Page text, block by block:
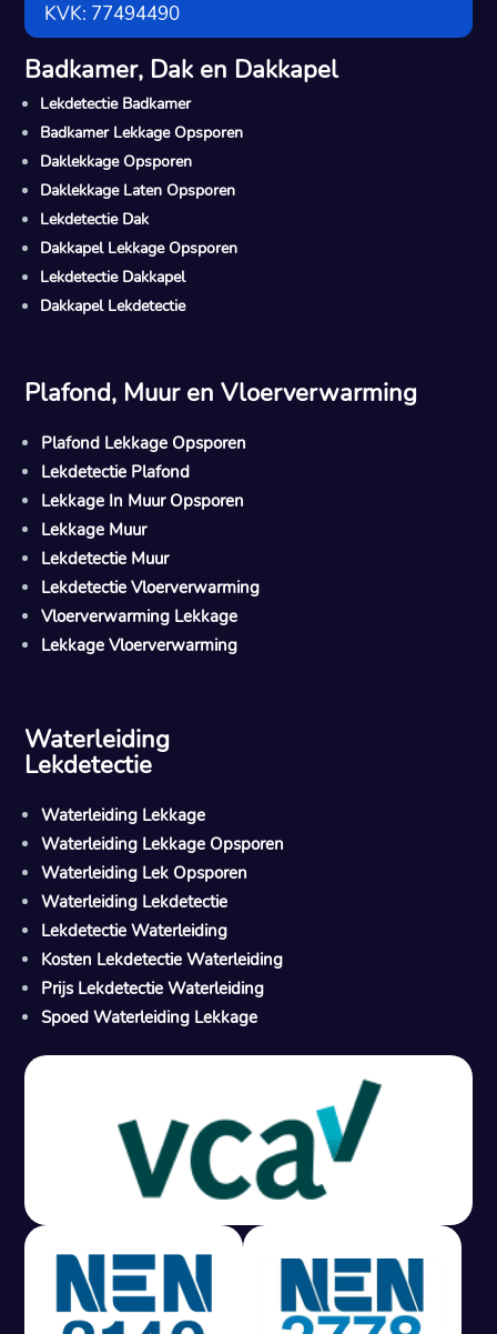
M
Gratis offerte in 24 uur
Geen lekkage? Geen betaling.
Vast tarief van € 395,- exc btw.
Rapport binnen 3 werkdagen.
KVK: 77494490
Badkamer, Dak en Dakkapel
Lekdetectie Badkamer
Badkamer Lekkage Opsporen
Daklekkage Opsporen
Daklekkage Laten Opsporen
Lekdetectie Dak
Dakkapel Lekkage Opsporen
Lekdetectie Dakkapel
Dakkapel Lekdetectie
Plafond, Muur en Vloerverwarming
Plafond Lekkage Opsporen
Lekdetectie Plafond
Lekkage In Muur Opsporen
Lekkage Muur
Lekdetectie Muur
Lekdetectie Vloerverwarming
Vloerverwarming Lekkage
Lekkage Vloerverwarming
Waterleiding
Lekdetectie
Waterleiding Lekkage
Waterleiding Lekkage Opsporen
Waterleiding Lek Opsporen
Waterleiding Lekdetectie
Lekdetectie Waterleiding
Kosten Lekdetectie Waterleiding
Prijs Lekdetectie Waterleiding
Spoed Waterleiding Lekkage